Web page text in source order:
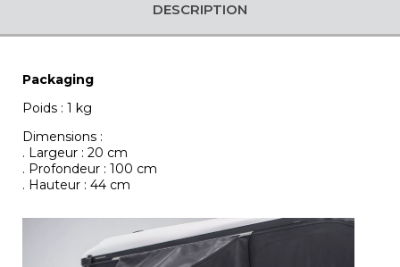
DESCRIPTION
Packaging
Poids : 1 kg
Dimensions :
. Largeur : 20 cm
. Profondeur : 100 cm
. Hauteur : 44 cm